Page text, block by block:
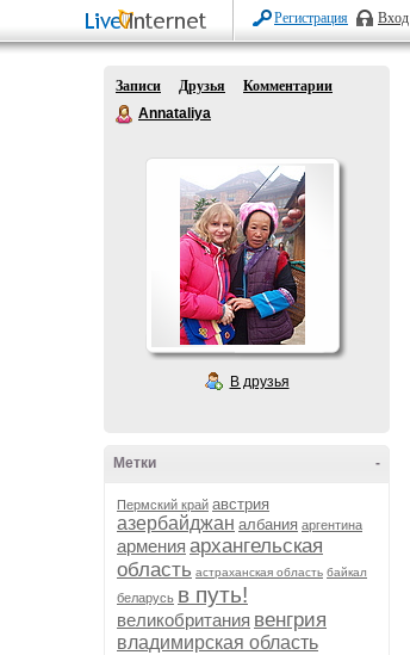
Регистрация Вход
Записи Друзья
Комментарии
Annataliya
В друзья
-
Метки
Пермский край австрия
азербайджан албания аргентина
армения архангельская
область астраханская область байкал
беларусь в путь!
великобритания венгрия
владимирская область